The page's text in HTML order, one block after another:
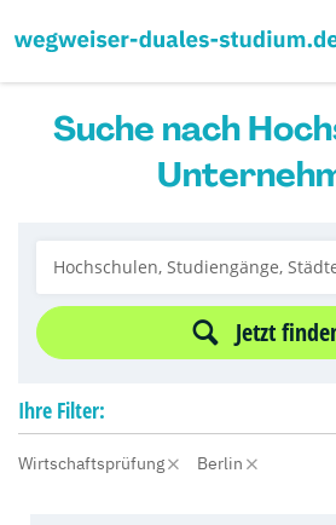
Suche nach
Jetzt
Ihre Filter:
Wirtschaftsprüfung Berlin